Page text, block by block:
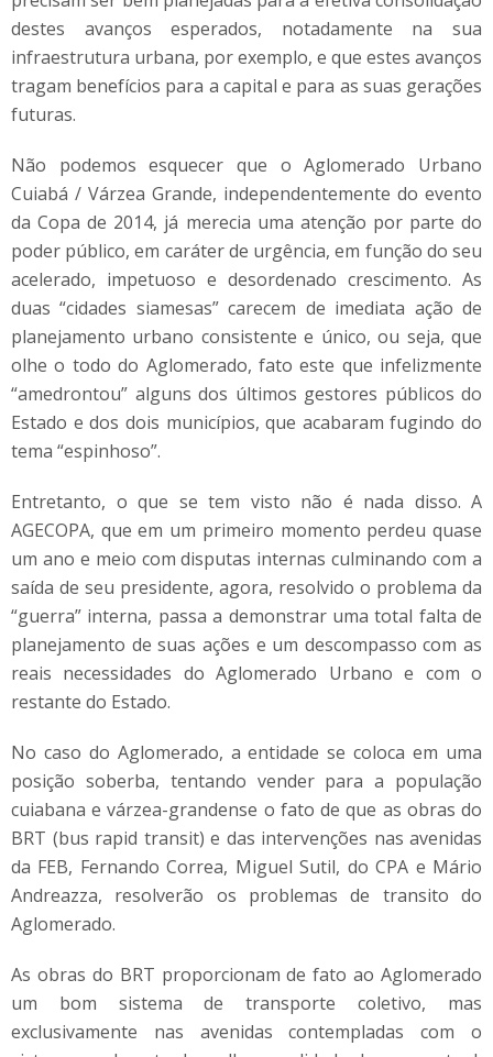
destes avanços esperados, notadamente na sua
infraestrutura urbana, por exemplo, e que estes avanços
tragam benefícios para a capital e para as suas gerações
futuras.
Não podemos esquecer que o Aglomerado Urbano
Cuiabá / Várzea Grande, independentemente do evento
da Copa de 2014, já merecia uma atenção por parte do
poder público, em caráter de urgência, em função do seu
acelerado, impetuoso e desordenado crescimento. As
duas “cidades siamesas” carecem de imediata ação de
planejamento urbano consistente e único, ou seja, que
olhe o todo do Aglomerado, fato este que infelizmente
“amedrontou” alguns dos últimos gestores públicos do
Estado e dos dois municípios, que acabaram fugindo do
tema “espinhoso”.
Entretanto, o que se tem visto não é nada disso. A
AGECOPA, que em um primeiro momento perdeu quase
um ano e meio com disputas internas culminando com a
saída de seu presidente, agora, resolvido o problema da
“guerra” interna, passa a demonstrar uma total falta de
planejamento de suas ações e um descompasso com as
reais necessidades do Aglomerado Urbano e com o
restante do Estado.
No caso do Aglomerado, a entidade se coloca em uma
posição soberba, tentando vender para a população
cuiabana e várzea-grandense o fato de que as obras do
BRT (bus rapid transit) e das intervenções nas avenidas
da FEB, Fernando Correa, Miguel Sutil, do CPA e Mário
Andreazza, resolverão os problemas de transito do
Aglomerado.
As obras do BRT proporcionam de fato ao Aglomerado
um bom sistema de transporte coletivo, mas
exclusivamente nas avenidas contempladas com o